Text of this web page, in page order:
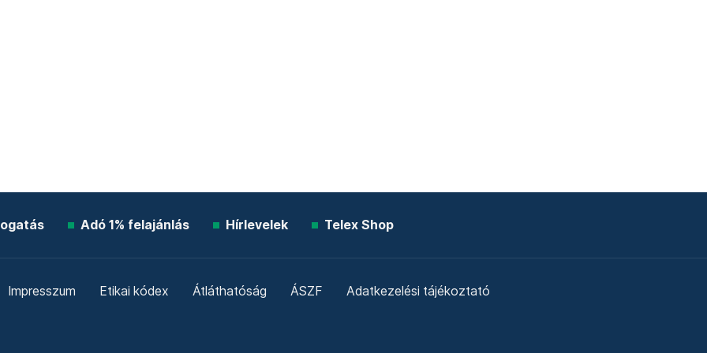
Adó 1% felajánlás Hírlevelek Telex Shop
Impresszum Etikai kódex Átláthatóság ÁSZF Adatkezelési tájékoztató